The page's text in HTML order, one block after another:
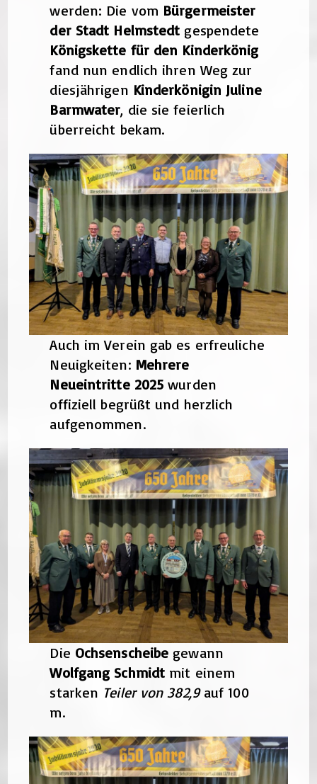
werden: Die vom Bürgermeister
der Stadt Helmstedt gespendete
Königskette für den Kinderkönig
fand nun endlich ihren Weg zur
diesjährigen Kinderkönigin Juline
Barmwater, die sie feierlich
überreicht bekam.
Auch im Verein gab es erfreuliche
Neuigkeiten: Mehrere
Neueintritte 2025 wurden
offiziell begrüßt und herzlich
aufgenommen.
Die Ochsenscheibe gewann
Wolfgang Schmidt mit einem
starken Teiler von 382,9auf 100
m.